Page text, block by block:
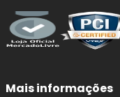
Mais informações